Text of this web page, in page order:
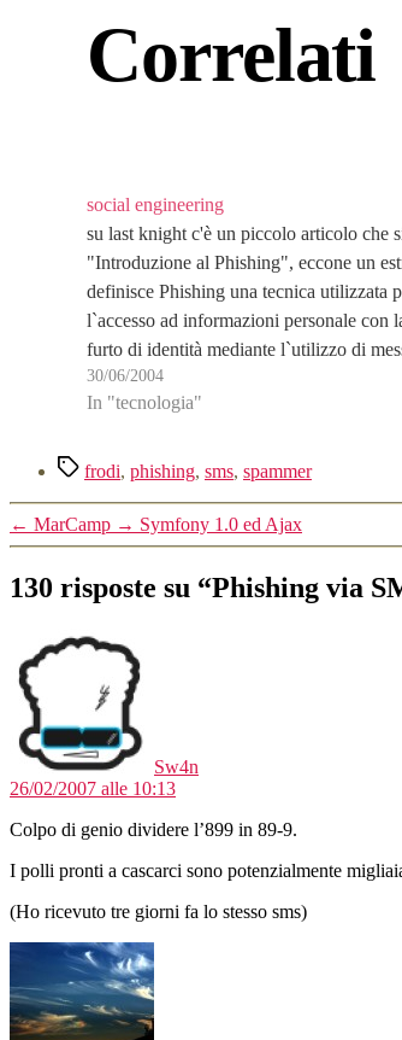
Correlati
social engineering
su last knight c'è un piccolo articolo che
"Introduzione al Phishing", eccone un
definisce Phishing una tecnica utilizzata
l`accesso ad informazioni personale con
furto di identità mediante l`utilizzo di
elettronica oppurtunamente creati per
Mediante questi…
30/06/2004
In "tecnologia"
Tagfrodi, phishing, sms, spammer
← MarCamp → Symfony 1.0 ed Ajax
130 risposte su “Phishing via
Sw4n
26/02/2007 alle 10:13
Colpo di genio dividere l’899 in 89-9.
I polli pronti a cascarci sono potenzialmente
(Ho ricevuto tre giorni fa lo stesso sms)